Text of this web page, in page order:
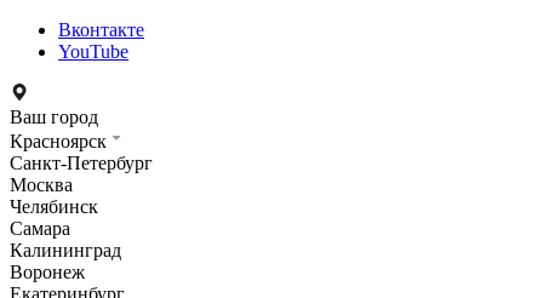
Вконтакте
YouTube
Ваш город
Красноярск
Санкт-Петербург
Москва
Челябинск
Самара
Калининград
Воронеж
Екатеринбург